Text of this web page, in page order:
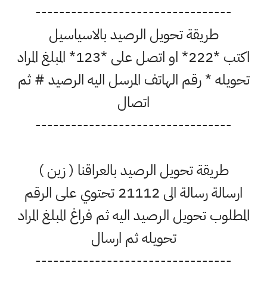
---------------------------------
طريقة تحويل الرصيد بالاسياسيل
اكتب *222* او اتصل على *123* المبلغ المراد
تحويله * رقم الهاتف المرسل اليه الرصيد # ثم
اتصال
---------------------------------
طريقة تحويل الرصيد بالعراقنا ( زين )
ارسالة رسالة الى 21112 تحتوي على الرقم
المطلوب تحويل الرصيد اليه ثم فراغ المبلغ المراد
تحويله ثم ارسال
---------------------------------